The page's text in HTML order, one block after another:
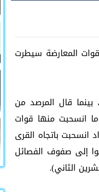
المعارضة سيطرت
قال المرصد من
انسحبت منها قوات
انسحبت باتجاه القرى
إلى صفوف الفصائل